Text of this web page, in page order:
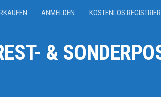
ANMELDEN KOSTENLOS
&